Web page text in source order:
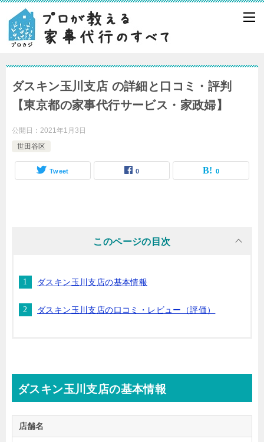
ダスキン玉川支店 の詳細と口コミ・評判
【東京都の家事代行サービス・家政婦】
公開日： 2021年1月3日
世田谷区
Tweet 0 0
このページの目次
ダスキン玉川支店の基本情報
ダスキン玉川支店の口コミ・レビュー（評価）
ダスキン玉川支店の基本情報
店舗名